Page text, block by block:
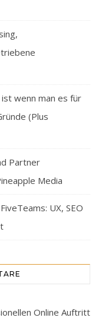
wenn man es für
(Plus
Partner
Media
UX, SEO
Online Auftritt